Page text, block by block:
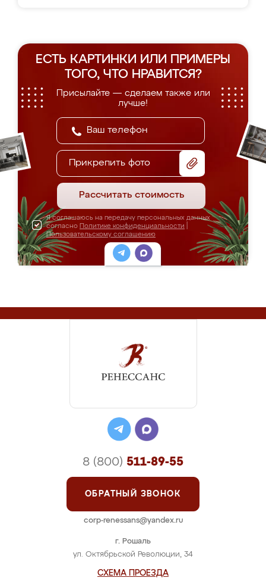
ЕСТЬ КАРТИНКИ ИЛИ ПРИМЕРЫ
ТОГО, ЧТО НРАВИТСЯ?
Присылайте — сделаем также или
лучше!
Прикрепить фото
Рассчитать стоимость
Я соглашаюсь на передачу персональных данных
согласно Политике конфиденциальности
Пользовательскому соглашению
г. Рошаль
ул. Октябрьской Революции, 34
СХЕМА ПРОЕЗДА
8 (800) 511-89-55
ОБРАТНЫЙ ЗВОНОК
corp-renessans@yandex.ru